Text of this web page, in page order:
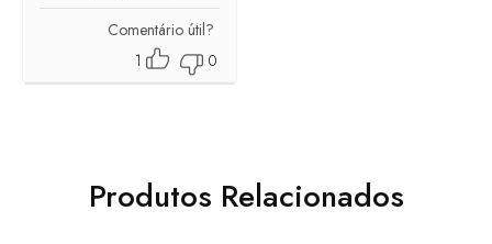
Comentário útil?
1
0
Produtos Relacionados